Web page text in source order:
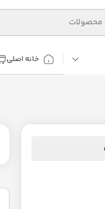
خانه اصلی